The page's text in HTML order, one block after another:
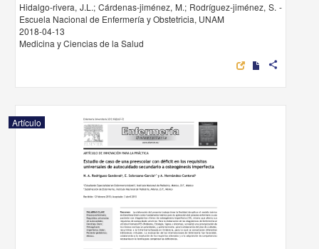
Hidalgo-rivera, J.L.; Cárdenas-jiménez, M.; Rodríguez-jiménez, S. -
Escuela Nacional de Enfermería y Obstetricia, UNAM
2018-04-13
Medicina y Ciencias de la Salud
share
Artículo